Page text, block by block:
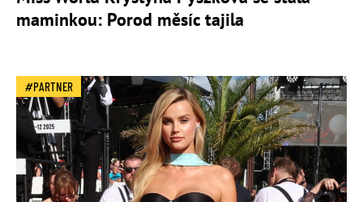
maminkou: Porod měsíc tajila
PARTNER